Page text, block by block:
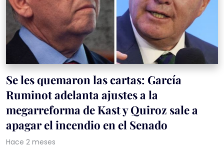
Se les quemaron las cartas: García
Ruminot adelanta ajustes a la
megarreforma de Kast y Quiroz sale a
apagar el incendio en el Senado
Hace 2 meses